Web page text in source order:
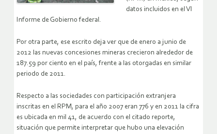
datos incluidos en el VI
Informe de Gobierno federal.
Por otra parte, ese escrito deja ver que de enero a junio de
2012 las nuevas concesiones mineras crecieron alrededor de
187.59 por ciento en el país, frente a las otorgadas en similar
periodo de 2011.
Respecto a las sociedades con participación extranjera
inscritas en el RPM, para el año 2007 eran 776 y en 2011 la cifra
es ubicada en mil 41, de acuerdo con el citado reporte,
situación que permite interpretar que hubo una elevación